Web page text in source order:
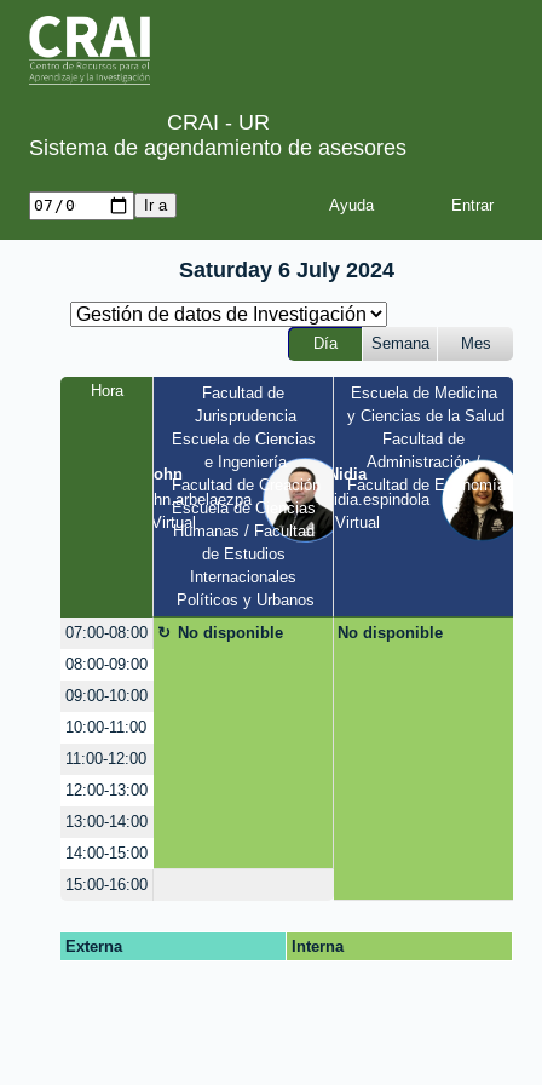
CRAI - UR
Sistema de agendamiento de asesores
Ayuda
Saturday 6 July 2024
Día Semana Mes
Hora
John
john.arbelaezpa
/ Virtual
Facultad de
Jurisprudencia
Escuela de Ciencias
e Ingeniería
Facultad de Creación
Escuela de Ciencias
Humanas / Facultad
de Estudios
Internacionales
Políticos y Urbanos
Nidia
nidia.espindola
/ Virtual
Escuela de Medicina
y Ciencias de la Salud
Facultad de
Administración /
Facultad de Economía
07:00-08:00 No disponible
No disponible
08:00-09:00
09:00-10:00
10:00-11:00
11:00-12:00
12:00-13:00
13:00-14:00
14:00-15:00
15:00-16:00
Externa Interna